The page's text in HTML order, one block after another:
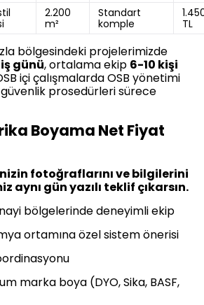
2.200
m²
Standart
komple
TL
bölgesindeki projelerimizde
günü, ortalama ekip 6-10 kişi
içi çalışmalarda OSB yönetimi
prosedürleri sürece
Boyama Net Fiyat
fotoğraflarını ve bilgilerini
aynı gün yazılı teklif çıkarsın.
bölgelerinde deneyimli ekip
ortamına özel sistem önerisi
marka boya (DYO, Sika, BASF,